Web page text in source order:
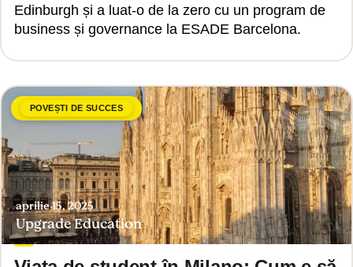
Edinburgh și a luat-o de la zero cu un program de
business și governance la ESADE Barcelona.
POVEȘTI DE SUCCES
aprilie 15, 2025
Upgrade Education